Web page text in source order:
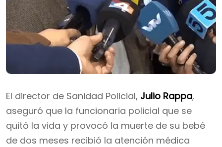
El director de Sanidad Policial, Julio Rappa,
aseguró que la funcionaria policial que se
quitó la vida y provocó la muerte de su bebé
de dos meses recibió la atención médica